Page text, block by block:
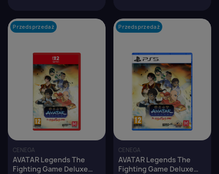
Przedsprzedaż
CENEGA
AVATAR Legends The
Fighting Game Deluxe
Przedsprzedaż
CENEGA
AVATAR Legends The
Fighting Game Deluxe